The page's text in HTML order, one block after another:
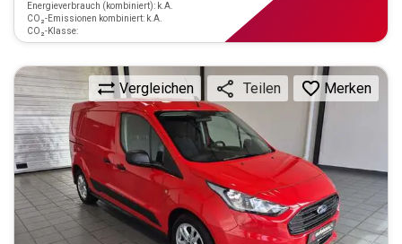
Energieverbrauch (kombiniert): k.A.
CO₂-Emissionen kombiniert: k.A.
CO₂-Klasse:
Vergleichen Teilen Merken